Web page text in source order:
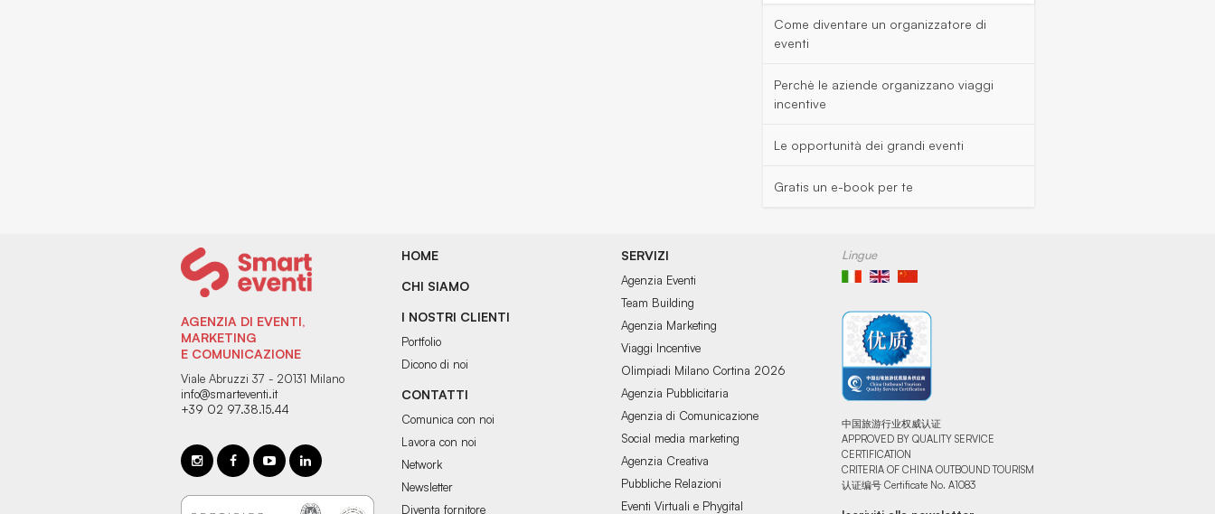
Come diventare un organizzatore di
eventi
Perchè le aziende organizzano viaggi
incentive
Le opportunità dei grandi eventi
Gratis un e-book per te
AGENZIA DI EVENTI,
MARKETING
E COMUNICAZIONE
Viale Abruzzi 37 - 20131 Milano
info@smarteventi.it
+39 02 97.38.15.44
HOME
CHI SIAMO
I NOSTRI CLIENTI
Portfolio
Dicono di noi
CONTATTI
Comunica con noi
Lavora con noi
Network
Newsletter
Diventa fornitore
SERVIZI
Agenzia Eventi
Team Building
Agenzia Marketing
Viaggi Incentive
Olimpiadi Milano Cortina 2026
Agenzia Pubblicitaria
Agenzia di Comunicazione
Social media marketing
Agenzia Creativa
Pubbliche Relazioni
Eventi Virtuali e Phygital
Lingue
中国旅游行业权威认证
APPROVED BY QUALITY SERVICE
CERTIFICATION
CRITERIA OF CHINA OUTBOUND TOURISM
认证编号 Certificate No. A1083